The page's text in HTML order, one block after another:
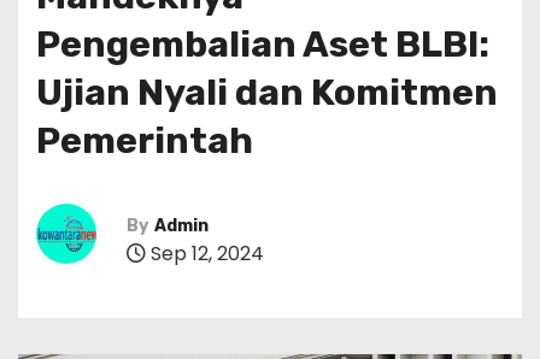
Pengembalian Aset BLBI:
Ujian Nyali dan Komitmen
Pemerintah
By Admin
Sep 12, 2024